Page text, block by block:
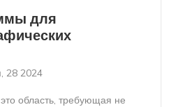
для
28 2024
область, требующая не